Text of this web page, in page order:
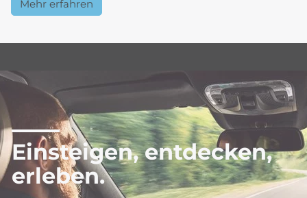
Mehr erfahren
Einsteigen, entdecken,
erleben.